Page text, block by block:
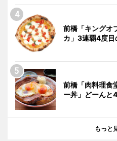
前橋「キングオ
カ」3連覇4度目
前橋「肉料理
ー丼」どーんと
もっと